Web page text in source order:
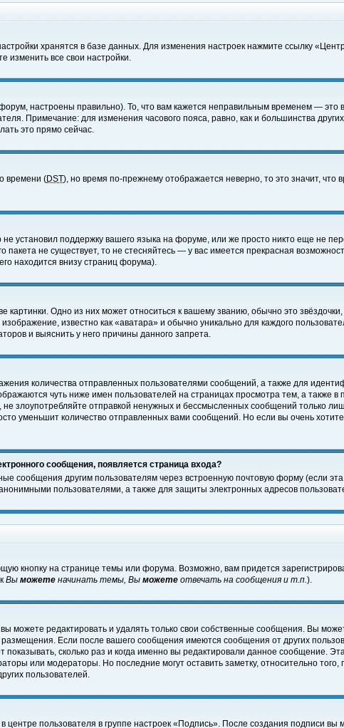
хранятся в базе данных. Для изменения настроек нажмите ссылку
изменить все свои настройки.
настроены правильно). То, что вам кажется неправильным временем — это
Примечание: для изменения часового пояса, равно, как и большинства
это прямо сейчас.
времени (DST), но время по-прежнему отображается неверно, то это значит,
установил поддержку вашего языка на форуме, или же просто никто еще не
пакета не существует, то не стесняйтесь — у вас имеется прекрасная
находится внизу страниц форума).
Одно из них может относиться к вашему званию, обычно это
известно как «аватара» и обычно уникально для каждого
и выяснить у него причины данного запрета.
количества отправленных пользователями сообщений, а также для
чуть ниже имен пользователей на страницах просмотра тем, а также
злоупотребляйте отправкой ненужных и бессмысленных сообщений только
уменьшит количество отправленных вами сообщений. Но если вы очень
сообщения, появляется страница входа?
сообщения другим пользователям через встроенную почтовую форму (если
пользователями, а также для защиты электронных адресов
кнопку на странице темы или форума. Возможно, вам придется
Вы можете начинать темы, Вы можете отвечать на сообщения и т.п.).
редактировать и удалять только свои собственные сообщения. Вы
Если после вашего сообщения имеются сообщения от других
сколько раз и когда именно вы редактировали данное сообщение.
или модераторы. Но последние могут оставить заметку, относительно
пользователей.
пользователя в группе настроек «Подпись». После создания подписи